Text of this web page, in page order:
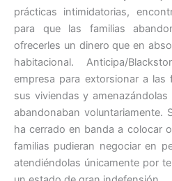
prácticas intimidatorias,
para que las familias
ofrecerles un dinero que en
habitacional. Anticipa/
empresa para extorsionar a las
sus viviendas y
abandonaban voluntariamente.
ha cerrado en banda a colocar
familias pudieran negociar en
atendiéndolas únicamente por